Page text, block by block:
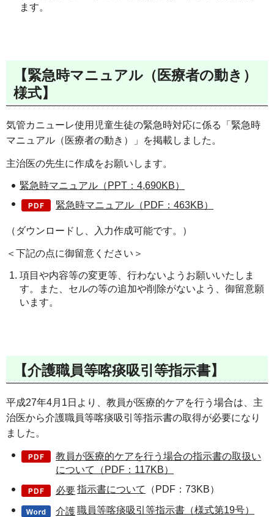
ます。
【緊急時マニュアル（医療者の動き）
様式】
気管カニューレ使用児童生徒の緊急時対応に係る「緊急時
マニュアル（医療者の動き）」を掲載しました。
主治医の先生に作成をお願いします。
緊急時マニュアル（PPT：4,690KB）
緊急時マニュアル（PDF：463KB）
（ダウンロードし、入力作成可能です。）
＜下記の点に御留意ください＞
項目や内容等の変更等、行わないようお願いいたしま
す。また、セルの等の追加や削除がないよう、御留意願
います。
【介護職員等喀痰吸引等指示書】
平成27年4月1日より、教員が医療的ケアを行う場合は、主
治医から介護職員等喀痰吸引等指示書の取得が必要になり
ました。
教員が医療的ケアを行う場合の指示書の取扱い
について（PDF：117KB）
必要指示書について （PDF：73KB）
介護職員等喀痰吸引等指示書（様式第19号）